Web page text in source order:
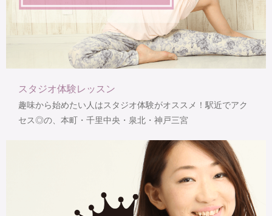
スタジオ体験レッスン
趣味から始めたい人はスタジオ体験がオススメ！駅近でアク
セス◎の、本町・千里中央・泉北・神戸三宮